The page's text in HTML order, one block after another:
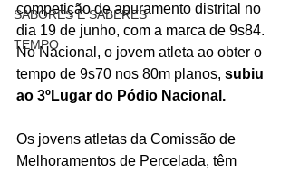
SABORES E SABERES
TEMPO
competição de apuramento distrital no
dia 19 de junho, com a marca de 9s84.
No Nacional, o jovem atleta ao obter o
tempo de 9s70 nos 80m planos, subiu
ao 3ºLugar do Pódio Nacional.
Os jovens atletas da Comissão de
Melhoramentos de Percelada, têm